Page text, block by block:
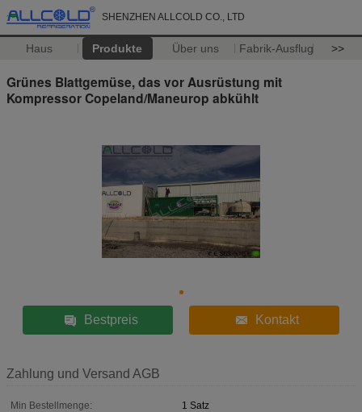
SHENZHEN ALLCOLD CO., LTD
Haus Produkte Über uns Fabrik-Ausflug >>
Grünes Blattgemüse, das vor Ausrüstung mit
Kompressor Copeland/Maneurop abkühlt
Bestpreis Kontakt
Zahlung und Versand AGB
Min Bestellmenge:
1 Satz